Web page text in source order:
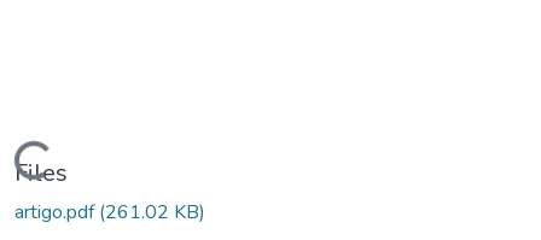
Files
artigo.pdf(261.02 KB)